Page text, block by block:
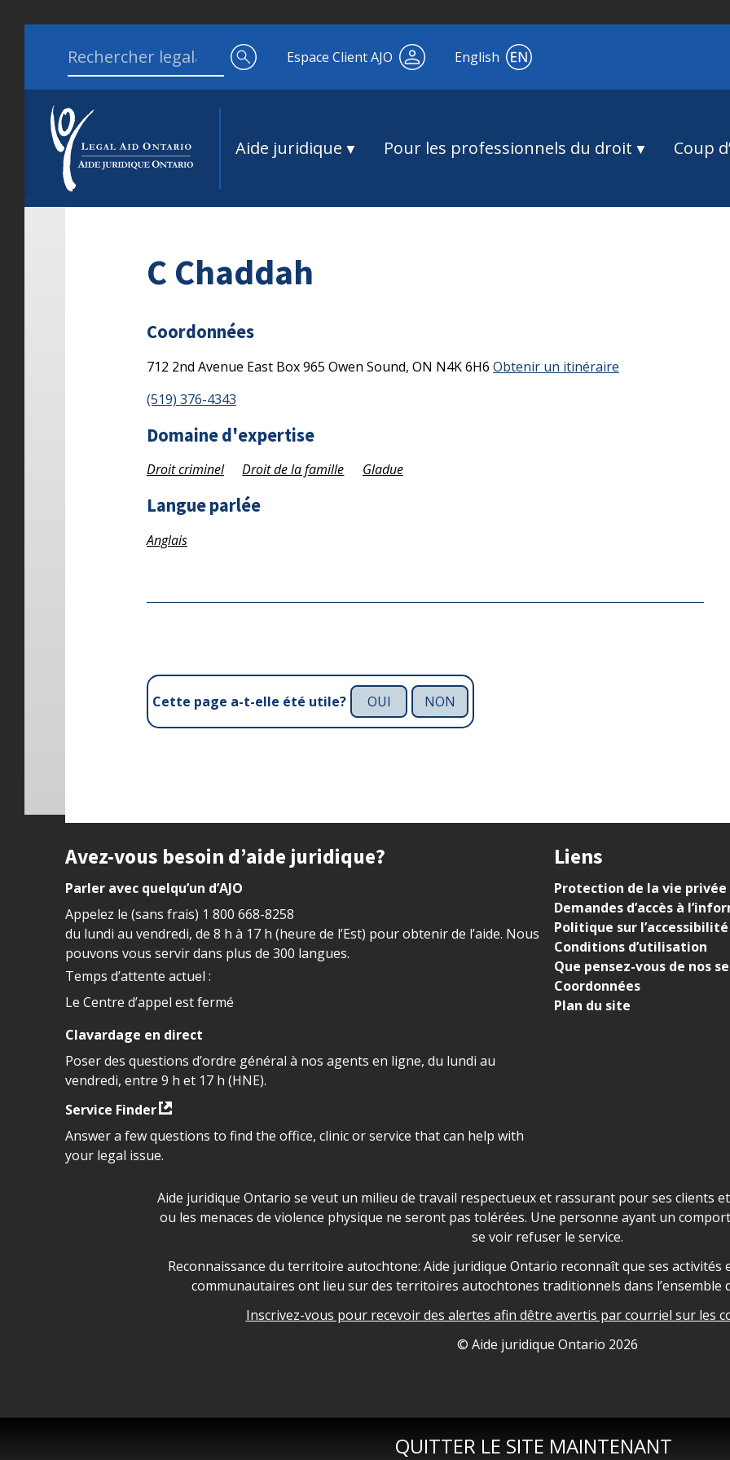
QUITTER LE SITE MAINTENANT
Search for:
Espace Client AJO English
Aide juridique Pour les professionnels du droit Coup
C Chaddah
Coordonnées
712 2nd Avenue East Box 965 Owen Sound, ON N4K 6H6 Obtenir un itinéraire
(519) 376-4343
Domaine d'expertise
Droit criminel Droit de la famille Gladue
Langue parlée
Anglais
Cette page a-t-elle été utile? OUI NON
Site footer
Avez-vous besoin d’aide juridique?
Parler avec quelqu’un d’AJO
Appelez le (sans frais) 1 800 668-8258
du lundi au vendredi, de 8 h à 17 h (heure de l’Est) pour obtenir de l’aide. Nous
pouvons vous servir dans plus de 300 langues.
Temps d’attente actuel :
Le Centre d’appel est fermé
Clavardage en direct
Poser des questions d’ordre général à nos agents en ligne, du lundi au
vendredi, entre 9 h et 17 h (HNE).
Service Finder
Answer a few questions to find the office, clinic or service that can help with
your legal issue.
Liens
Protection de la vie privée
Demandes d’accès à
Politique sur l’accessibilité
Conditions d’utilisation
Que pensez-vous de nos
Coordonnées
Plan du site
Déclaration sur la sécurité dans les locaux d'AJO.
Aide juridique Ontario se veut un milieu de travail respectueux et rassurant pour ses clients
ou les menaces de violence physique ne seront pas tolérées. Une personne ayant un
se voir refuser le service.
Legal Aid Ontario land acknowledgement
Reconnaissance du territoire autochtone: Aide juridique Ontario reconnaît que ses activités
communautaires ont lieu sur des territoires autochtones traditionnels dans l’ensemble
Inscrivez-vous pour recevoir des alertes afin dêtre avertis par courriel sur les
© Aide juridique Ontario 2026